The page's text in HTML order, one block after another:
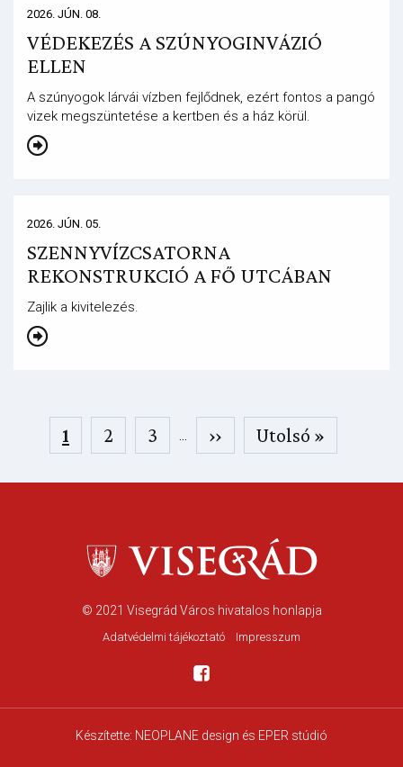
2026. JÚN. 08.
VÉDEKEZÉS A SZÚNYOGINVÁZIÓ
ELLEN
A szúnyogok lárvái vízben fejlődnek, ezért fontos a pangó
vizek megszüntetése a kertben és a ház körül.
2026. JÚN. 05.
SZENNYVÍZCSATORNA
REKONSTRUKCIÓ A FŐ UTCÁBAN
Zajlik a kivitelezés.
Jelenlegi
1 Page
2 Page
3
Következő
››
Utolsó
Utolsó »
© 2021 Visegrád Város hivatalos honlapja
Adatvédelmi tájékoztató Impresszum
Készítette: NEOPLANE design és EPER stúdió